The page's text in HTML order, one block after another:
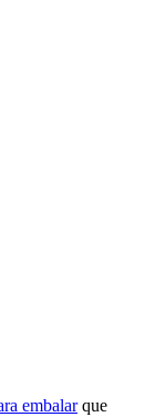
embalarque